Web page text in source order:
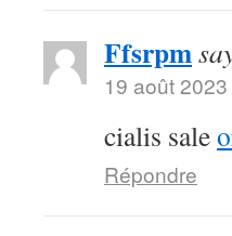
Ffsrpm
19 août
cialis sale
Répondre